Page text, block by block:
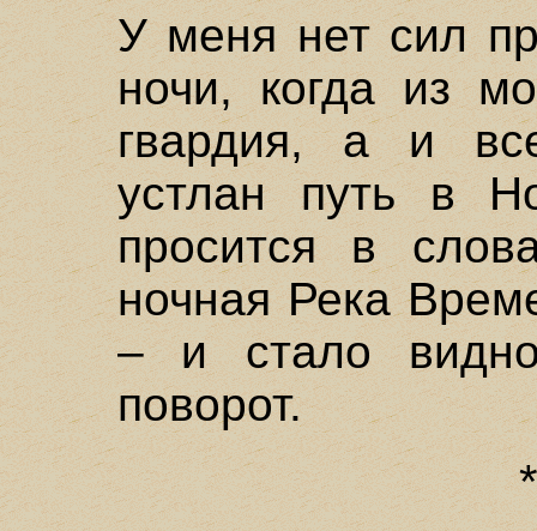
У меня нет сил
ночи, когда из
гвардия, а и
устлан путь в
просится в
ночная Река
– и стало
поворот.